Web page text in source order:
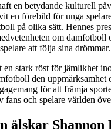
en betydande kulturell
en förebild för unga
på olika sätt. Hennes
om damfotboll
att följa sina drömmar.
stark röst för jämlikhet
den uppmärksamhet
för att främja
fans och spelare världen
älskar Shannon